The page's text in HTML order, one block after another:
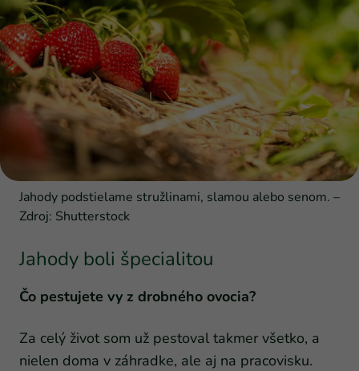
Jahody podstielame stružlinami, slamou alebo senom. –
Zdroj: Shutterstock
Jahody boli špecialitou
Čo pestujete vy z drobného ovocia?
Za celý život som už pestoval takmer všetko, a
nielen doma v záhradke, ale aj na pracovisku.